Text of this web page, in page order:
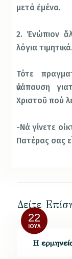
μετά ἐμένα.
2. Ἐνώπιον
λόγια τιμητικά.
Τότε
ἀνάπαυση
Χριστοῦ πού
-Νά γίνετε
Πατέρας σας
Δείτε
22
ΙΟΎΛ
Η